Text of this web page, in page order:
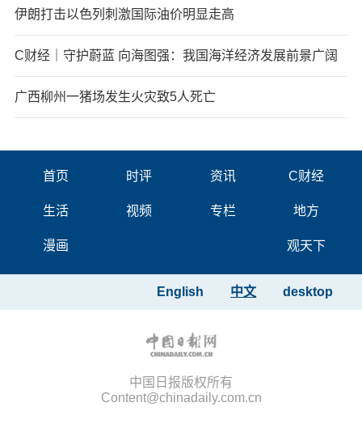
伊朗打击以色列刺激国际油价明显走高
C财经｜守护蔚蓝 向海图强：我国海洋经济发展前景广阔
广西柳州一猪场发生火灾致5人死亡
首页 时评 资讯 C财经
生活 视频 专栏 地方
漫画 观天下
desktop
中文
English
中国日报版权所有
Content@chinadaily.com.cn